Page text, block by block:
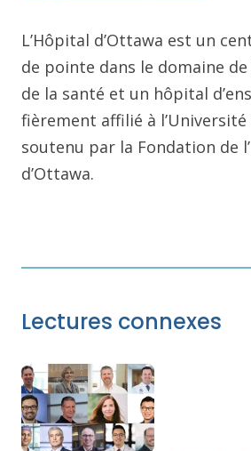
L’Hôpital d’Ottawa est un
de pointe dans le domaine
de la santé et un hôpital
fièrement affilié à l’Université
soutenu par la Fondation de
d’Ottawa.
Lectures connexes